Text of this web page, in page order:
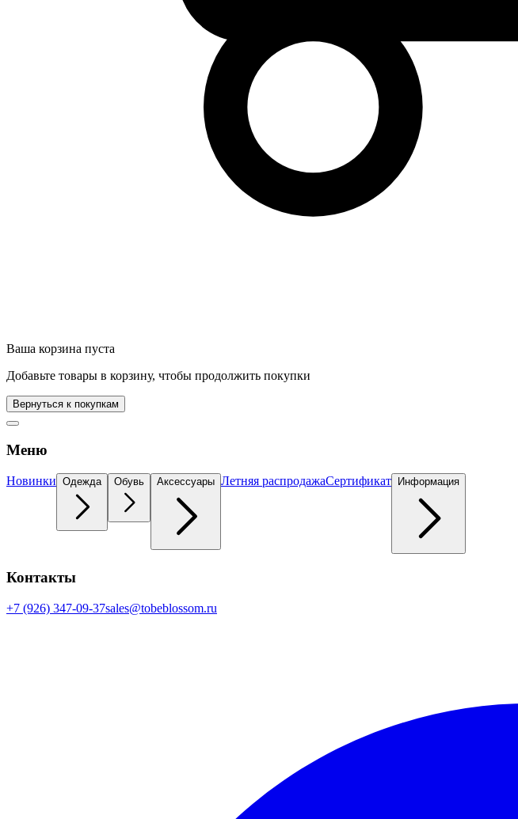
Ваша корзина пуста
Добавьте товары в корзину, чтобы продолжить покупки
Вернуться к покупкам
Меню
Новинки Одежда Обувь Аксессуары Летняя распродажаСертификат Информация
Контакты
+7 (926) 347-09-37sales@tobeblossom.ru